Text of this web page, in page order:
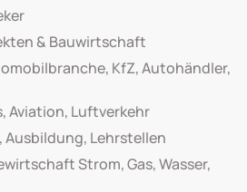
& Bauwirtschaft
KfZ, Autohändler,
Aviation, Luftverkehr
Lehrstellen
Strom, Gas, Wasser,